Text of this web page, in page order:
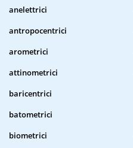
anelettrici
antropocentrici
arometrici
attinometrici
baricentrici
batometrici
biometrici